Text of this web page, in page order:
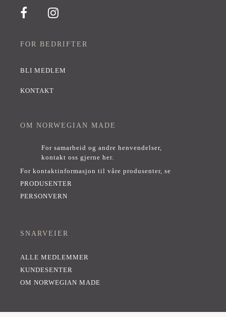
FOR BEDRIFTER
BLI MEDLEM
KONTAKT
OM NORWEGIAN MADE
For samarbeid og andre henvendelser,
kontakt oss gjerne her.
For kontaktinformasjon til våre produsenter, se
PRODUSENTER
PERSONVERN
SNARVEIER
ALLE MEDLEMMER
KUNDESENTER
OM NORWEGIAN MADE